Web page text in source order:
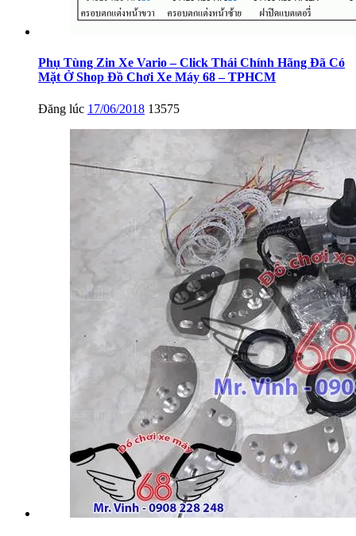
Phụ Tùng Zin Xe Vario – Click Thái Chính Hãng Đã Có
Mặt Ở Shop Đồ Chơi Xe Máy 68 – TPHCM
Đăng lúc 17/06/2018 13575